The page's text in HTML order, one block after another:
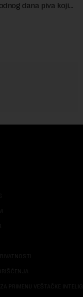
dana piva koji
PRIMENU VEŠTAČKE